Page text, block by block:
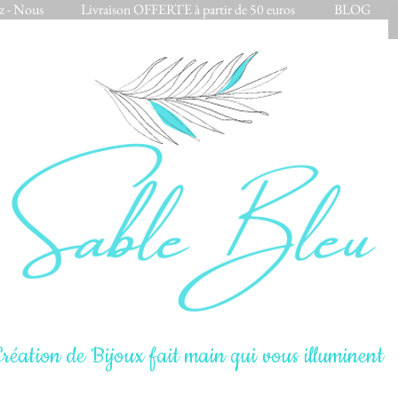
- Nous Livraison OFFERTE à partir de 50 euros BLOG
de Bijoux fait main qui vous illuminent